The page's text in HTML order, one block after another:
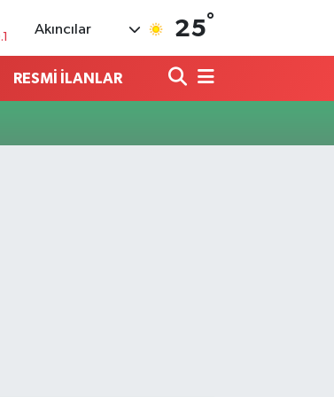
Akıncılar 25°
RESMİ İLANLAR